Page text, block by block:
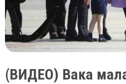
задникот
на
глисер
(ВИДЕО) Вака